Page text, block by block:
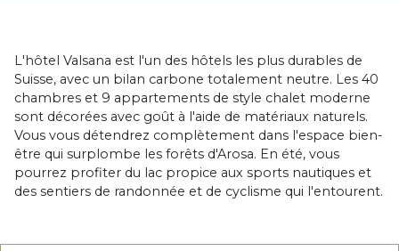
L'hôtel Valsana est l'un des hôtels les plus durables de
Suisse, avec un bilan carbone totalement neutre. Les 40
chambres et 9 appartements de style chalet moderne
sont décorées avec goût à l'aide de matériaux naturels.
Vous vous détendrez complètement dans l'espace bien-
être qui surplombe les forêts d'Arosa. En été, vous
pourrez profiter du lac propice aux sports nautiques et
des sentiers de randonnée et de cyclisme qui l'entourent.